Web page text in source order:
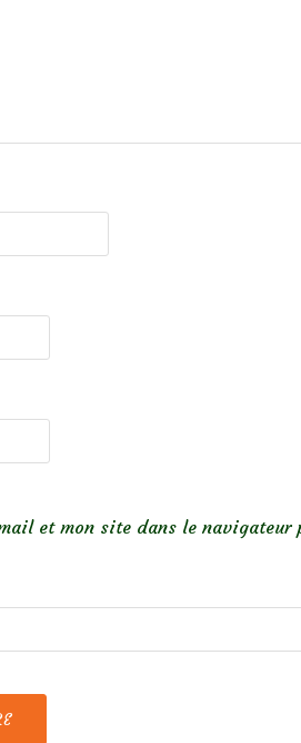
et mon site dans le navigateur